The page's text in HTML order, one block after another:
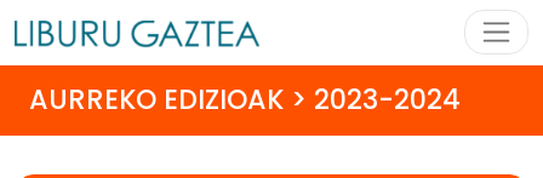
AURREKO EDIZIOAK > 2023-2024